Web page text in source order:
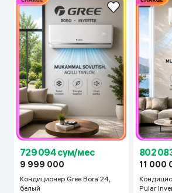
729 094 сум/мес
9 999 000
Кондиционер Gree Bora 24,
белый
802
11 000
Pular